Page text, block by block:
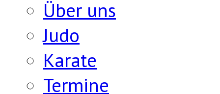
Über uns
Judo
Karate
Termine